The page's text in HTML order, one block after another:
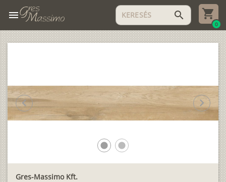
menu search
0
Gres-Massimo Kft.
lens lens
chevron_left chevron_right